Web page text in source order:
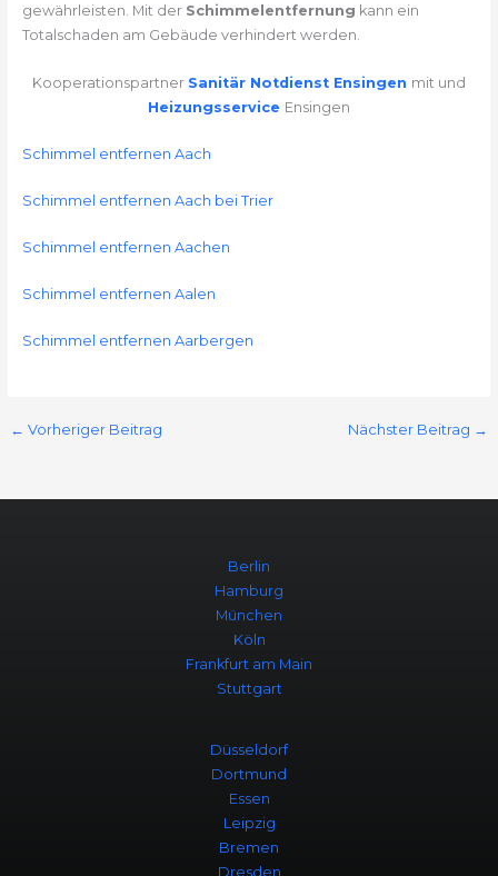
gewährleisten. Mit der Schimmelentfernung kann ein
Totalschaden am Gebäude verhindert werden.
Kooperationspartner Sanitär Notdienst Ensingen mit und
Heizungsservice Ensingen
Schimmel entfernen Aach
Schimmel entfernen Aach bei Trier
Schimmel entfernen Aachen
Schimmel entfernen Aalen
Schimmel entfernen Aarbergen
← Vorheriger Beitrag Nächster Beitrag →
Berlin
Hamburg
München
Köln
Frankfurt am Main
Stuttgart
Düsseldorf
Dortmund
Essen
Leipzig
Bremen
Dresden